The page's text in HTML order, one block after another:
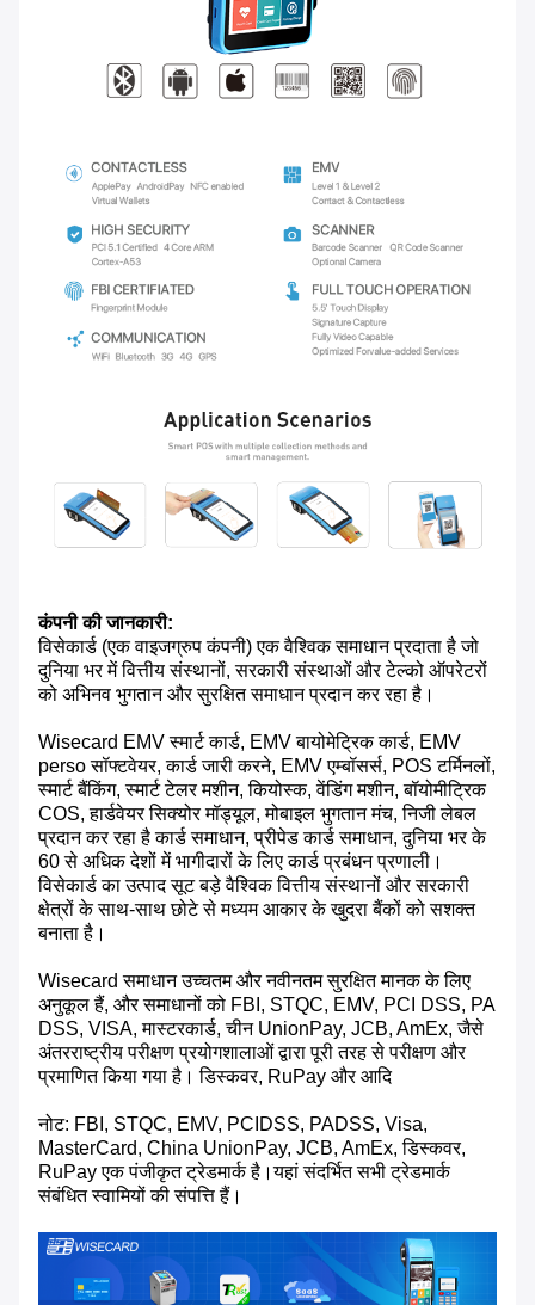
कंपनी की जानकारी:
विसेकार्ड (एक वाइजग्रुप कंपनी) एक वैश्विक समाधान प्रदाता है जो
दुनिया भर में वित्तीय संस्थानों, सरकारी संस्थाओं और टेल्को ऑपरेटरों
को अभिनव भुगतान और सुरक्षित समाधान प्रदान कर रहा है।
Wisecard EMV स्मार्ट कार्ड, EMV बायोमेट्रिक कार्ड, EMV
perso सॉफ्टवेयर, कार्ड जारी करने, EMV एम्बॉसर्स, POS टर्मिनलों,
स्मार्ट बैंकिंग, स्मार्ट टेलर मशीन, कियोस्क, वेंडिंग मशीन, बॉयोमीट्रिक
COS, हार्डवेयर सिक्योर मॉड्यूल, मोबाइल भुगतान मंच, निजी लेबल
प्रदान कर रहा है कार्ड समाधान, प्रीपेड कार्ड समाधान, दुनिया भर के
60 से अधिक देशों में भागीदारों के लिए कार्ड प्रबंधन प्रणाली।
विसेकार्ड का उत्पाद सूट बड़े वैश्विक वित्तीय संस्थानों और सरकारी
क्षेत्रों के साथ-साथ छोटे से मध्यम आकार के खुदरा बैंकों को सशक्त
बनाता है।
Wisecard समाधान उच्चतम और नवीनतम सुरक्षित मानक के लिए
अनुकूल हैं, और समाधानों को FBI, STQC, EMV, PCI DSS, PA
DSS, VISA, मास्टरकार्ड, चीन UnionPay, JCB, AmEx, जैसे
अंतरराष्ट्रीय परीक्षण प्रयोगशालाओं द्वारा पूरी तरह से परीक्षण और
प्रमाणित किया गया है। डिस्कवर, RuPay और आदि
नोट: FBI, STQC, EMV, PCIDSS, PADSS, Visa,
MasterCard, China UnionPay, JCB, AmEx, डिस्कवर,
RuPay एक पंजीकृत ट्रेडमार्क है।यहां संदर्भित सभी ट्रेडमार्क
संबंधित स्वामियों की संपत्ति हैं।